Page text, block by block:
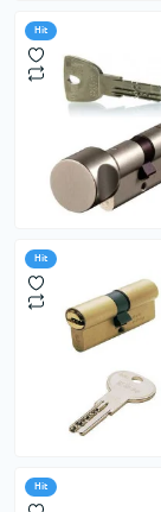
Hit
Hit
Hit